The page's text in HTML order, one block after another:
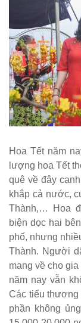
Hoa Tết năm
lượng hoa Tết
quê về đây
khắp cả nước,
Thành,… Hoa
biện dọc hai
phố, nhưng
Thành. Người
mang về cho
năm nay vẫn
Các tiểu thương
phần không